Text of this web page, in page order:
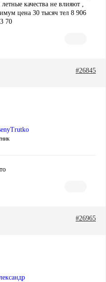
качества не влияют ,
цена 30 тысяч тел 8 906
70
#26845
#26965